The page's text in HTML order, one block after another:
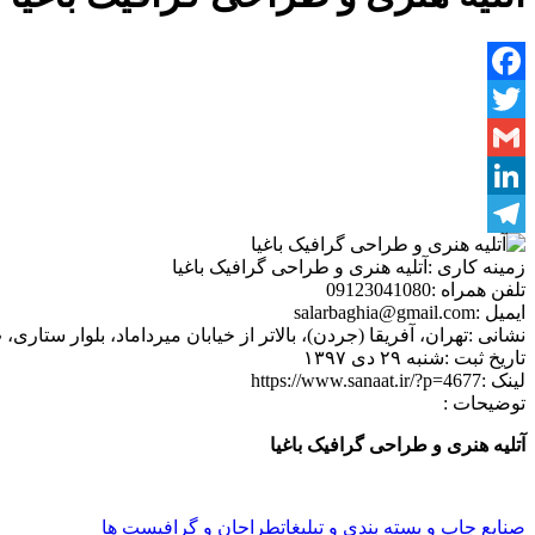
Facebook
Twitter
Gmail
LinkedIn
Telegram
زمینه کاری : آتلیه هنری و طراحی گرافیک باغیا
تلفن همراه :09123041080
ایمیل :salarbaghia@gmail.com
نشانی :تهران، آفریقا (جردن)، بالاتر از خیابان میرداماد، بلوار ستاری، پ.
تاریخ ثبت :شنبه ۲۹ دی ۱۳۹۷
لینک :https://www.sanaat.ir/?p=4677
توضیحات :
آتلیه هنری و طراحی گرافیک باغیا
صنایع چاپ و بسته بندی و تبلیغاتطراحان و گرافیست ها